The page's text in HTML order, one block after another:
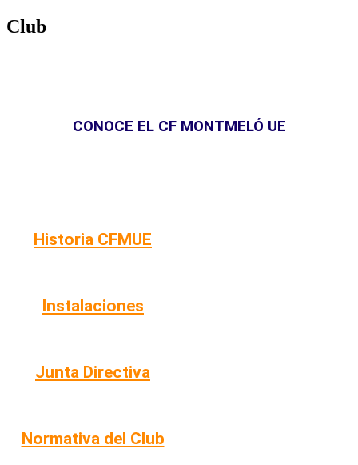
Club
CONOCE EL CF MONTMELÓ UE
Historia CFMUE
Instalaciones
Junta Directiva
Normativa del Club